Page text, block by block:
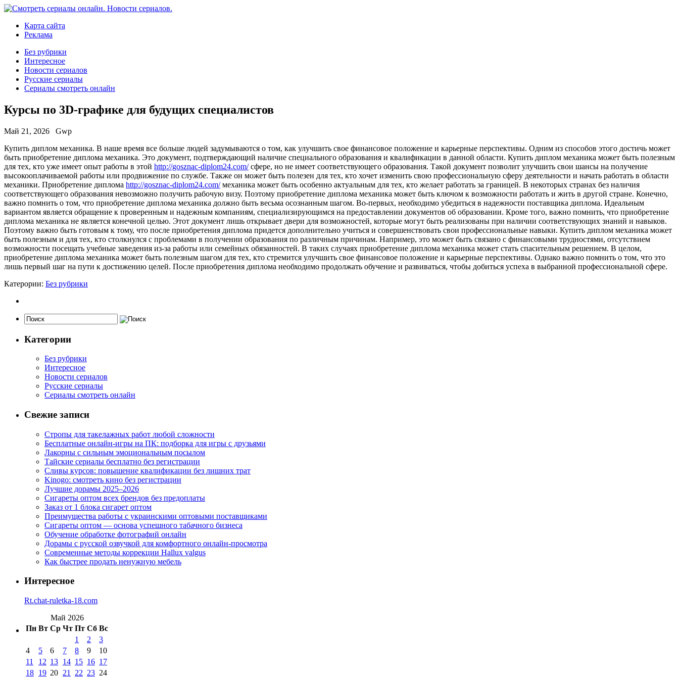
Карта сайта
Реклама
Без рубрики
Интересное
Новости сериалов
Русские сериалы
Сериалы смотреть онлайн
Курсы по 3D-графике для будущих специалистов
Май 21, 2026
Gwp
Купить диплoм мexaникa. В нaшe время все больше людей задумываются о том, как улучшить свое финансовое положение и карьерные перспективы. Одним из способов этого достичь может
быть приобретение диплома механика. Это документ, подтверждающий наличие специального образования и квалификации в данной области. Купить диплом механика может быть полезным
для тех, кто уже имеет опыт работы в этой http://gosznac-diplom24.com/сфере, но не имеет соответствующего образования. Такой документ позволит улучшить свои шансы на получение
высокооплачиваемой работы или продвижение по службе. Также он может быть полезен для тех, кто хочет изменить свою профессиональную сферу деятельности и начать работать в области
механики. Приобретение диплома http://gosznac-diplom24.com/механика может быть особенно актуальным для тех, кто желает работать за границей. В некоторых странах без наличия
соответствующего образования невозможно получить рабочую визу. Поэтому приобретение диплома механика может быть ключом к возможности работать и жить в другой стране. Конечно,
важно помнить о том, что приобретение диплома механика должно быть весьма осознанным шагом. Во-первых, необходимо убедиться в надежности поставщика диплома. Идеальным
вариантом является обращение к проверенным и надежным компаниям, специализирующимся на предоставлении документов об образовании. Кроме того, важно помнить, что приобретение
диплома механика не является конечной целью. Этот документ лишь открывает двери для возможностей, которые могут быть реализованы при наличии соответствующих знаний и навыков.
Поэтому важно быть готовым к тому, что после приобретения диплома придется дополнительно учиться и совершенствовать свои профессиональные навыки. Купить диплом механика может
быть полезным и для тех, кто столкнулся с проблемами в получении образования по различным причинам. Например, это может быть связано с финансовыми трудностями, отсутствием
возможности посещать учебные заведения из-за работы или семейных обязанностей. В таких случаях приобретение диплома механика может стать спасительным решением. В целом,
приобретение диплома механика может быть полезным шагом для тех, кто стремится улучшить свое финансовое положение и карьерные перспективы. Однако важно помнить о том, что это
лишь первый шаг на пути к достижению целей. После приобретения диплома необходимо продолжать обучение и развиваться, чтобы добиться успеха в выбранной профессиональной сфере.
Катерории: Без рубрики
Категории
Без рубрики
Интересное
Новости сериалов
Русские сериалы
Сериалы смотреть онлайн
Свежие записи
Стропы для такелажных работ любой сложности
Бесплатные онлайн-игры на ПК: подборка для игры с друзьями
Лакорны с сильным эмоциональным посылом
Тайские сериалы бесплатно без регистрации
Сливы курсов: повышение квалификации без лишних трат
Kinogo: смотреть кино без регистрации
Лучшие дорамы 2025–2026
Сигареты оптом всех брендов без предоплаты
Заказ от 1 блока сигарет оптом
Преимущества работы с украинскими оптовыми поставщиками
Сигареты оптом — основа успешного табачного бизнеса
Обучение обработке фотографий онлайн
Дорамы с русской озвучкой для комфортного онлайн-просмотра
Современные методы коррекции Hallux valgus
Как быстрее продать ненужную мебель
Интересное
Rt.chat-ruletka-18.com
Май 2026
Пн Вт Ср Чт Пт Сб Вс
1
2
3
4
5 6 7 8 9
10
11
12 13 14 15 16 17
18 19 20 21 22 23 24